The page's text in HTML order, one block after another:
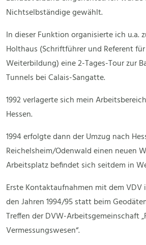
Nichtselbständige gewählt.
In dieser Funktion organisierte ich u.a.
Holthaus (Schriftführer und Referent
Weiterbildung) eine 2-Tages-Tour zur
Tunnels bei Calais-Sangatte.
1992 verlagerte sich mein
Hessen.
1994 erfolgte dann der Umzug nach
Reichelsheim/Odenwald einen neuen
Arbeitsplatz befindet sich seitdem in
Erste Kontaktaufnahmen mit dem VDV
den Jahren 1994/95 statt beim
Treffen der DVW-Arbeitsgemeinschaft
Vermessungswesen“.